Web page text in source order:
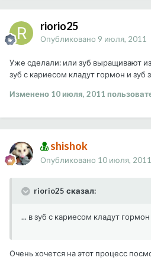
riorio25
Опубликовано 9 июля, 2011
Уже сделали: или зуб выращивают
зуб с кариесом кладут гормон и зуб
Изменено 10 июля, 2011
shishok
Опубликовано 10 июля, 2011
riorio25 сказал:
... в зуб с кариесом кладут гормон
Очень хочется на этот процесс